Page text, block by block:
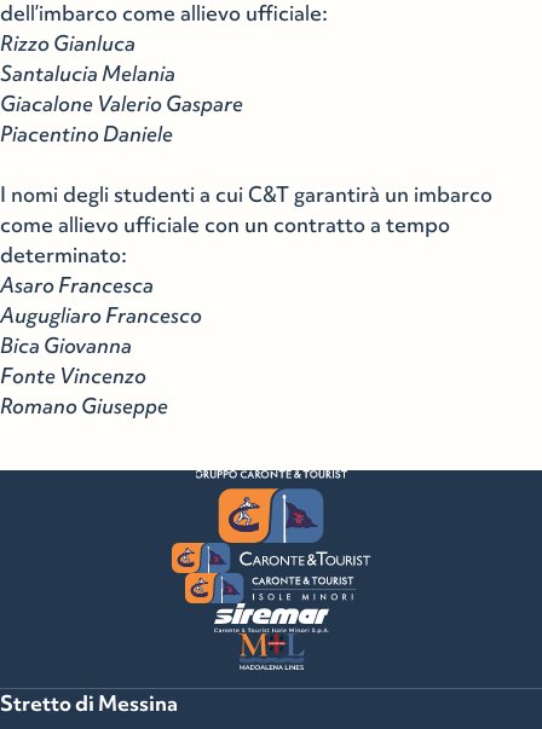
dell’imbarco come allievo ufficiale:
Rizzo Gianluca
Santalucia Melania
Giacalone Valerio Gaspare
Piacentino Daniele
I nomi degli studenti a cui C&T garantirà un imbarco
come allievo ufficiale con un contratto a tempo
determinato:
Asaro Francesca
Augugliaro Francesco
Bica Giovanna
Fonte Vincenzo
Romano Giuseppe
Stretto di Messina